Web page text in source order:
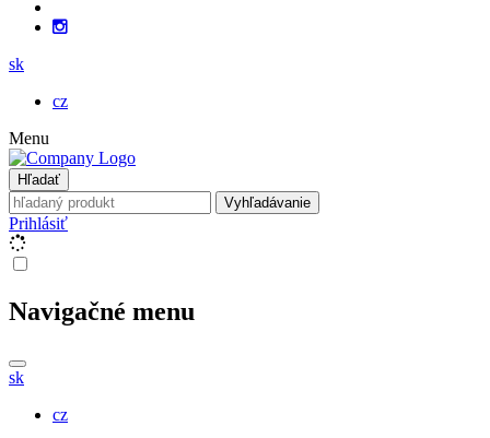
sk
cz
Menu
Hľadať
Vyhľadávanie
Prihlásiť
Navigačné menu
sk
cz